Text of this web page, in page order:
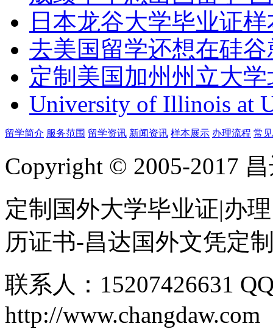
日本龙谷大学毕业证
去美国留学还想在硅
定制美国加州州立大
University of Illinois at
留学简介 服务范围 留学资讯 新闻资讯 样本展示 办理流程 常
Copyright © 2005-2017
定制国外大学毕业证|办
历证书-昌达国外文凭定
联系人：15207426631
http://www.changdaw.com